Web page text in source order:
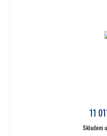
11
Skladem